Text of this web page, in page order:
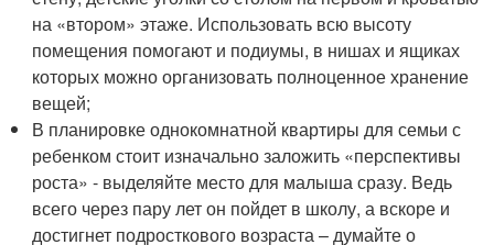
на «втором» этаже. Использовать всю высоту
помещения помогают и подиумы, в нишах и ящиках
которых можно организовать полноценное хранение
вещей;
В планировке однокомнатной квартиры для семьи с
ребенком стоит изначально заложить «перспективы
роста» - выделяйте место для малыша сразу. Ведь
всего через пару лет он пойдет в школу, а вскоре и
достигнет подросткового возраста – думайте о